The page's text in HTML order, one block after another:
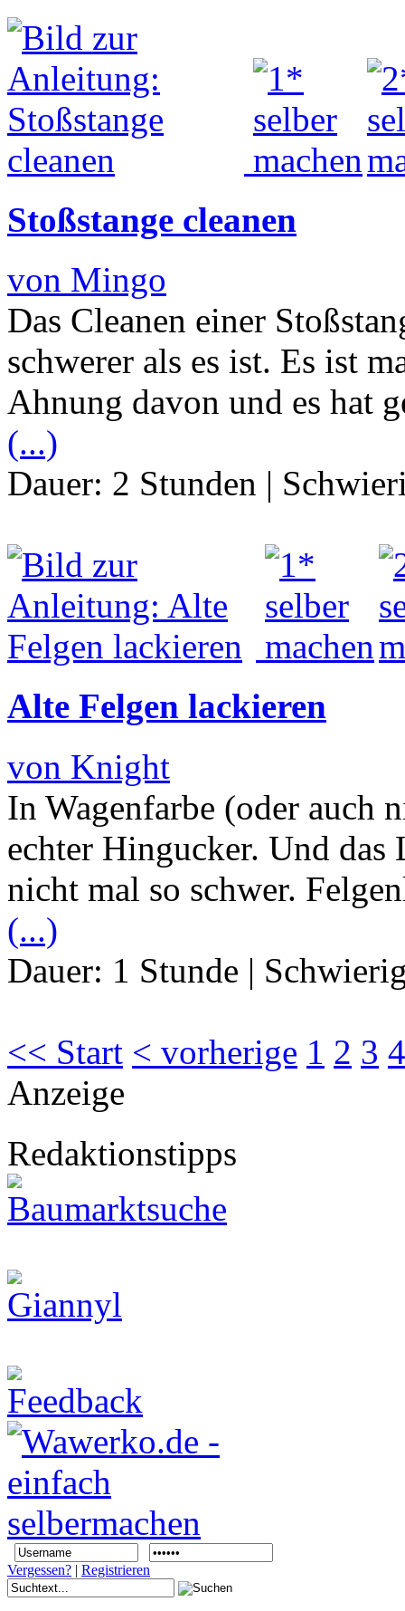
Stoßstange cleanen
von Mingo
Das Cleanen einer
schwerer als es ist. Es ist
Ahnung davon und es hat
(...)
Dauer: 2 Stunden |
Alte Felgen lackieren
von Knight
In Wagenfarbe (oder auch
echter Hingucker. Und
nicht mal so schwer.
(...)
Dauer: 1 Stunde |
<< Start < vorherige 1 2 3 4
Anzeige
Redaktionstipps
Vergessen? | Registrieren